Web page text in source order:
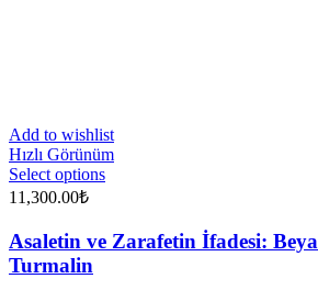
Add to wishlist
Hızlı Görünüm
Select options
11,300.00₺
Asaletin ve Zarafetin İfadesi:
Turmalin